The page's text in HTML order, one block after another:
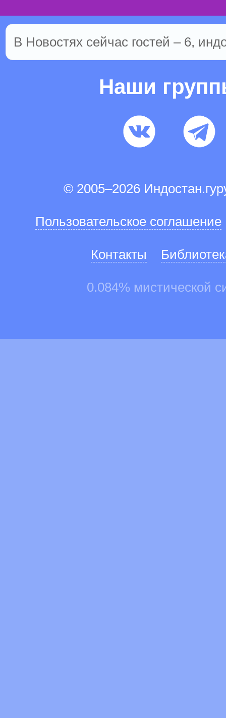
В Новостях сейчас гостей – 6,
Наши
© 2005–2026
Пользовательское соглашение
Контакты
0.084% мистической